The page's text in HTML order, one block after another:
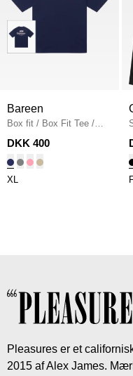
Bareen
Box fit / Box Fit Tee /
NAVY
DKK 400
XL
Pleasures er et
2015 af Alex James.